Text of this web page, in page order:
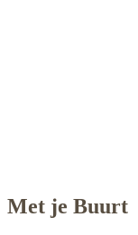
Met je Buurt